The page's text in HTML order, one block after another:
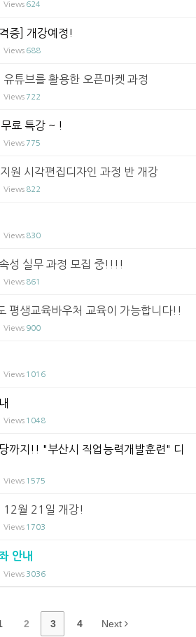
Views 624
증] 개강예정!
Views 688
튜브를 활용한 오픈마켓 과정
Views722
료 특강 ~ !
Views775
원 시각편집디자인 과정 반 개강
Views 822
Views 830
성 실무 과정 모집 중!!!!
Views 861
평생교육바우처 교육이 가능합니다!!
Views 900
Views 1016
Views 1048
까지!! "부산시 직업능력개발훈련" 디
Views 1575
12월 21일 개강!
Views 1703
안내
Views 3036
2 3 4 Next